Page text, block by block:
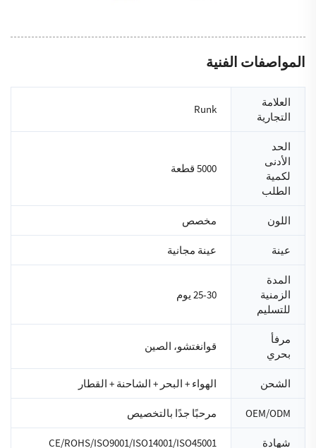
المواصفات الفنية
العلامة
التجارية
Runk
الحد
الأدنى
لكمية
الطلب
5000 قطعة
اللون مخصص
عينة عينة مجانية
المدة
الزمنية
للتسليم
25-30 يوم
مرفأ
بحري
قوانغتشو، الصين
الشحن الهواء + البحر + الشاحنة + القطار
OEM/ODM مرحبًا جدًا بالتخصيص
شهادة CE/ROHS/ISO9001/ISO14001/ISO45001